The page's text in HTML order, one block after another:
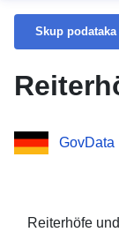
Skup podataka
GovData
Reiterhöfe